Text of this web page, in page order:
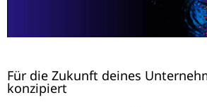
Für die Zukunft deines
konzipiert